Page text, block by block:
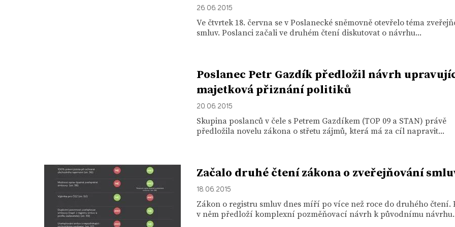
26. 06. 2015
Ve čtvrtek 18. června se v Poslanecké sněmovně otevřelo téma
smluv. Poslanci začali ve druhém čtení diskutovat o návrhu...
Poslanec Petr Gazdík předložil návrh
majetková přiznání politiků
20. 06. 2015
Skupina poslanců v čele s Petrem Gazdíkem (TOP 09 a STAN) právě
předložila novelu zákona o střetu zájmů, která má za cíl napravit...
Začalo druhé čtení zákona o zveřejňování
18. 06. 2015
Zákon o registru smluv dnes míří po více než roce do druhého čtení.
v něm předloží komplexní pozměňovací návrh k původnímu